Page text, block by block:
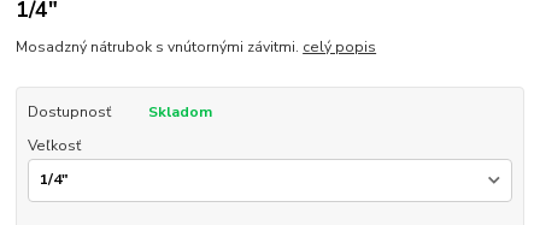
1/4"
Mosadzný nátrubok s vnútornými závitmi. celý popis
Dostupnosť
Skladom
Veľkosť